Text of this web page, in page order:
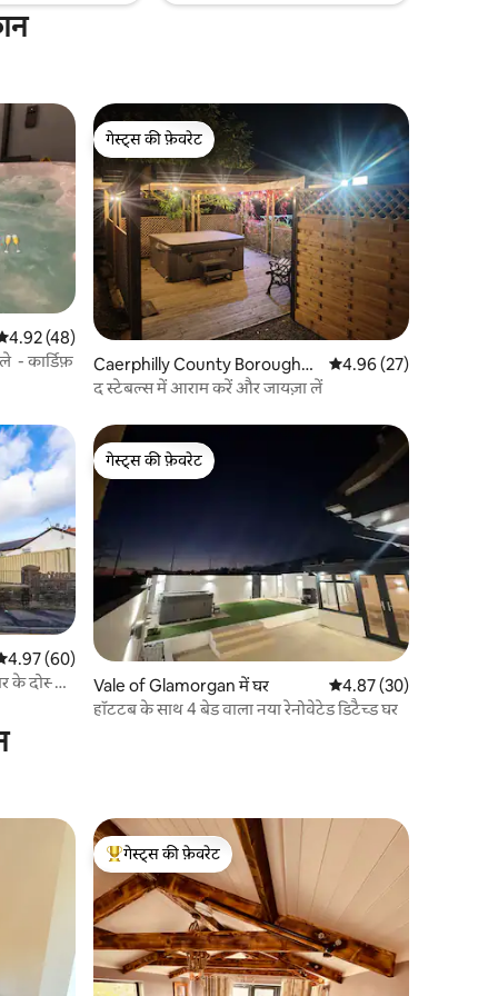
रेटिंग 5 में से 4.92, 48 समीक्षाएँ
4.92 (48)
- कार्डिफ़
गेस्ट्स की फ़ेवरेट
गेस्ट्स की फ़ेवरेट
Caerphilly County Borough
में घर
औसत रेटिंग 5 में से 4.96,
4.96 (27)
द स्टेबल्स में आराम करें और जायज़ा लें
रेटिंग 5 में से 4.97, 60 समीक्षाएँ
4.97 (60)
के दोस्तों
गेस्ट्स की फ़ेवरेट
गेस्ट्स की फ़ेवरेट
Vale of Glamorgan में घर औसत रेटिंग 5 में से 4.87,
4.87 (30)
हॉटटब के साथ 4 बेड वाला नया रेनोवेटेड डिटैच्ड घर
गेस्ट्स का टॉप फ़ेवरेट
गेस्ट्स की फ़ेवरेट